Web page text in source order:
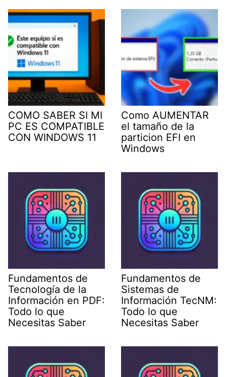
COMO SABER SI MI
PC ES COMPATIBLE
CON WINDOWS 11
Como AUMENTAR
el tamaño de la
particion EFI en
Windows
Fundamentos de
Tecnología de la
Información en PDF:
Todo lo que
Necesitas Saber
Fundamentos de
Sistemas de
Información TecNM:
Todo lo que
Necesitas Saber